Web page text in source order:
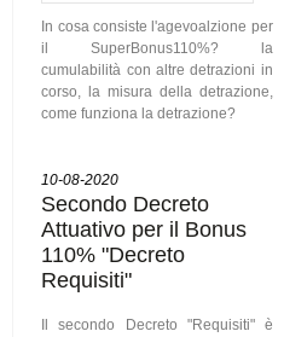
In cosa consiste l'agevoalzione per
il SuperBonus110%? la
cumulabilità con altre detrazioni in
corso, la misura della detrazione,
come funziona la detrazione?
10-08-2020
Secondo Decreto
Attuativo per il Bonus
110% "Decreto
Requisiti"
Il secondo Decreto "Requisiti" è